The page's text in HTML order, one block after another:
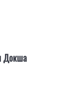
Докша